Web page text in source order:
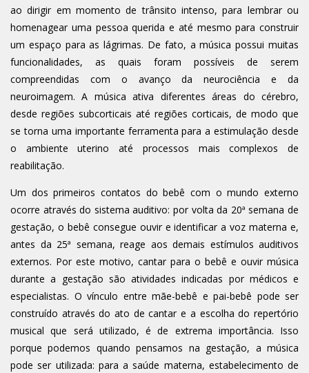
ao dirigir em momento de trânsito intenso, para lembrar ou
homenagear uma pessoa querida e até mesmo para construir
um espaço para as lágrimas. De fato, a música possui muitas
funcionalidades, as quais foram possíveis de serem
compreendidas com o avanço da neurociência e da
neuroimagem. A música ativa diferentes áreas do cérebro,
desde regiões subcorticais até regiões corticais, de modo que
se torna uma importante ferramenta para a estimulação desde
o ambiente uterino até processos mais complexos de
reabilitação.
Um dos primeiros contatos do bebê com o mundo externo
ocorre através do sistema auditivo: por volta da 20ª semana de
gestação, o bebê consegue ouvir e identificar a voz materna e,
antes da 25ª semana, reage aos demais estímulos auditivos
externos. Por este motivo, cantar para o bebê e ouvir música
durante a gestação são atividades indicadas por médicos e
especialistas. O vínculo entre mãe-bebê e pai-bebê pode ser
construído através do ato de cantar e a escolha do repertório
musical que será utilizado, é de extrema importância. Isso
porque podemos quando pensamos na gestação, a música
pode ser utilizada: para a saúde materna, estabelecimento de